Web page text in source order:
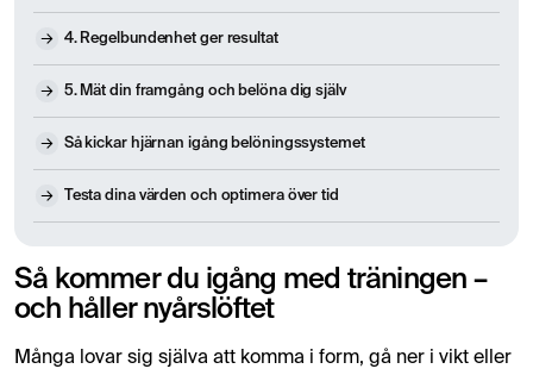
4. Regelbundenhet ger resultat
5. Mät din framgång och belöna dig själv
Så kickar hjärnan igång belöningssystemet
Testa dina värden och optimera över tid
Så kommer du igång med träningen –
och håller nyårslöftet
Många lovar sig själva att komma i form, gå ner i vikt eller